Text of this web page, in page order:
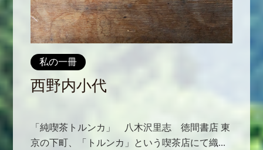
私の一冊
西野内小代
「純喫茶トルンカ」 八木沢里志 徳間書店 東
京の下町、「トルンカ」という喫茶店にて織...